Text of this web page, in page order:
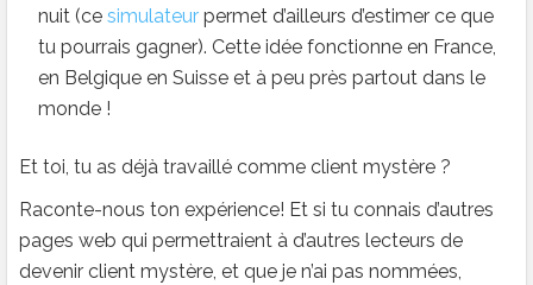
nuit (ce simulateur permet d’ailleurs d’estimer ce que
tu pourrais gagner). Cette idée fonctionne en France,
en Belgique en Suisse et à peu près partout dans le
monde !
Et toi, tu as déjà travaillé comme client mystère ?
Raconte-nous ton expérience! Et si tu connais d’autres
pages web qui permettraient à d’autres lecteurs de
devenir client mystère, et que je n’ai pas nommées,